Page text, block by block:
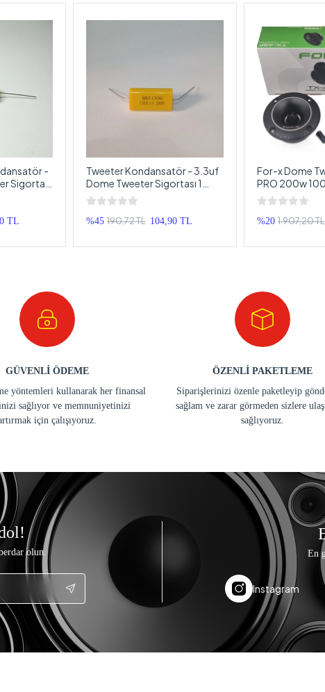
-
Sigortası
TL
Tweeter Kondansatör - 3.3uf
Dome Tweeter Sigortası 1
Adet - Bütün Markalarla
Uyumlu
%45 190,72 TL 104,90 TL
For-x Dome
PRO 200w 100
x TX-49F
%20 1.907,20 TL
GÜVENLİ ÖDEME
yöntemleri kullanarak her finansal
sağlıyor ve memnuniyetinizi
için çalışıyoruz.
ÖZENLİ PAKETLEME
Siparişlerinizi özenle paketleyip
sağlam ve zarar görmeden sizlere
sağlıyoruz.
olun. En
Instagram